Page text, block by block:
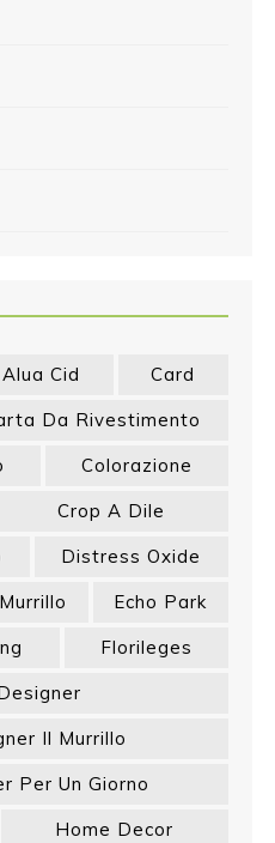
Alua Cid
Card
Da Rivestimento
Colorazione
Crop A Dile
Distress Oxide
Echo Park
Florileges
Il Murrillo
Per Un Giorno
Home Decor